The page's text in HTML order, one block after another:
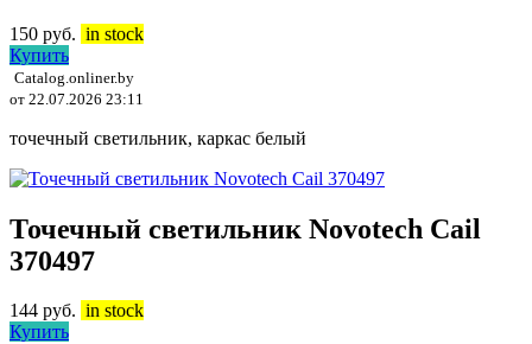
150 руб. in stock
Купить
Catalog.onliner.by
от 22.07.2026 23:11
точечный светильник, каркас белый
Точечный светильник Novotech Cail
370497
144 руб. in stock
Купить